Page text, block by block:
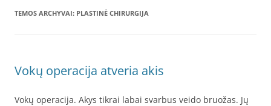
TEMOS ARCHYVAI: PLASTINĖ CHIRURGIJA
Vokų operacija atveria akis
Vokų operacija. Akys tikrai labai svarbus veido bruožas. Jų